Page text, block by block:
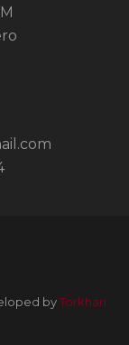
byTorkhan